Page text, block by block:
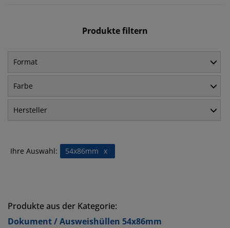
Produkte filtern
Format
Farbe
Hersteller
Ihre Auswahl: x
54x86mm
Produkte aus der Kategorie:
Dokument / Ausweishüllen 54x86mm